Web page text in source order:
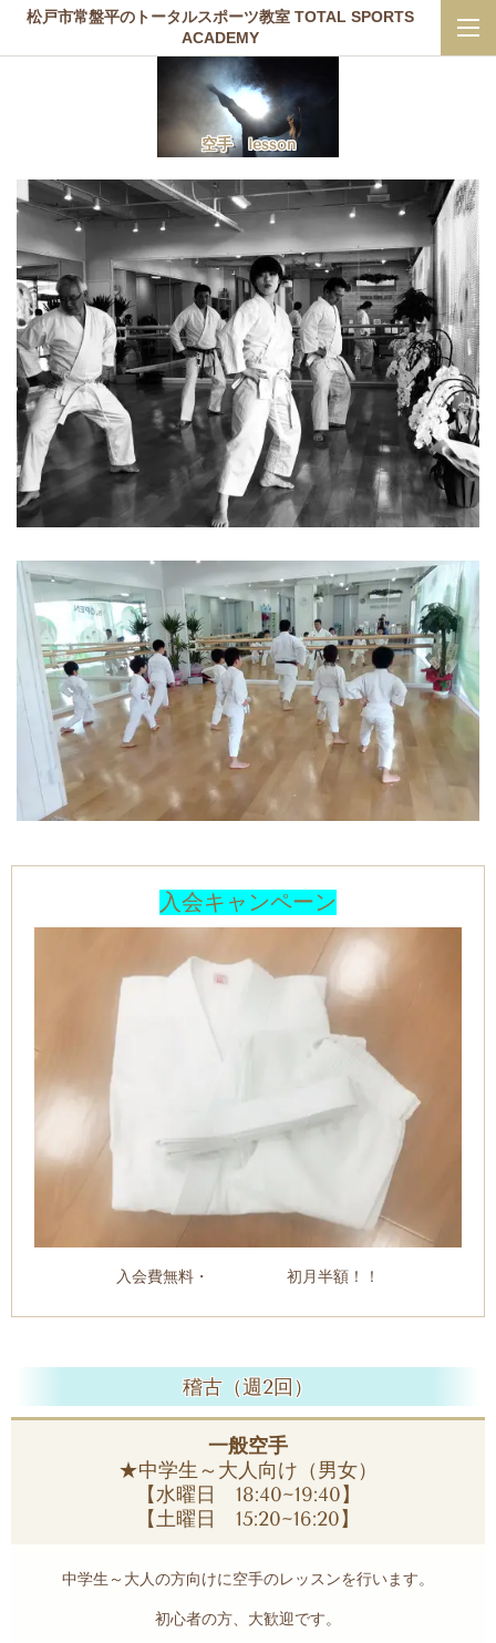
松戸市常盤平のトータルスポーツ教室 TOTAL SPORTS
ACADEMY
空手 lesson
入会キャンペーン
入会費無料・ 初月半額！！
稽古（週2回）
一般空手
★中学生～大人向け（男女）
【水曜日 18:40~19:40】
【土曜日 15:20~16:20】
中学生～大人の方向けに空手のレッスンを行います。
初心者の方、大歓迎です。